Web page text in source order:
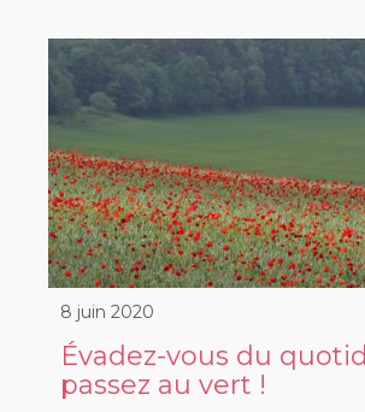
8 juin 2020
Évadez-vous du
passez au vert !